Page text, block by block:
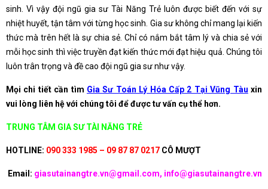
sinh. Vì vậy đội ngũ gia sư Tài Năng Trẻ luôn được biết đến với sự
nhiệt huyết, tận tâm với từng học sinh. Gia sư không chỉ mang lại kiến
thức mà trên hết là sự chia sẻ. Chỉ có nắm bắt tâm lý và chia sẻ với
mỗi học sinh thì việc truyền đạt kiến thức mới đạt hiệu quả. Chúng tôi
luôn trân trọng và đề cao đội ngũ gia sư như vậy.
Mọi chi tiết cần tìm Gia Sư Toán Lý Hóa Cấp 2 Tại Vũng Tàu xin
vui lòng liên hệ với chúng tôi để được tư vấn cụ thể hơn.
TRUNG TÂM GIA SƯ TÀI NĂNG TRẺ
HOTLINE: 090 333 1985 – 09 87 87 0217 CÔ MƯỢT
Email: giasutainangtre.vn@gmail.com, info@giasutainangtre.vn